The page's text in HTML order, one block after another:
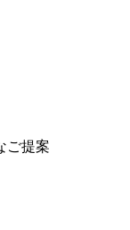
ご提案